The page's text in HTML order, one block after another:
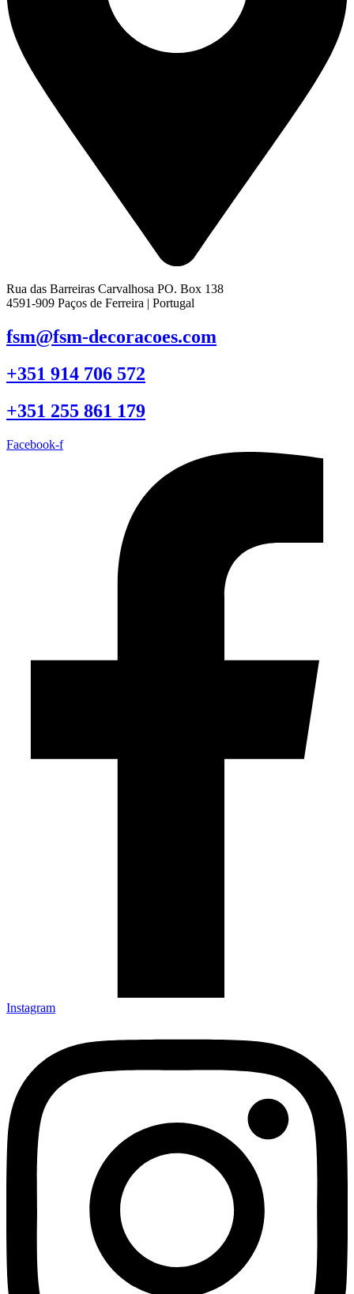
Rua das Barreiras Carvalhosa PO. Box 138
4591-909 Paços de Ferreira | Portugal
fsm@fsm-decoracoes.com
+351 914 706 572
+351 255 861 179
Facebook-f
Instagram